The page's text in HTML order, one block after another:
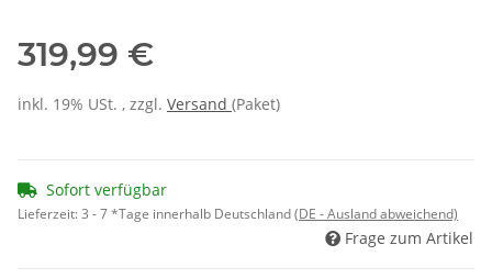
319,99 €
inkl. 19% USt. , zzgl. Versand (Paket)
Sofort verfügbar
Lieferzeit:3 - 7 *Tage innerhalb Deutschland(DE - Ausland abweichend)
Frage zum Artikel